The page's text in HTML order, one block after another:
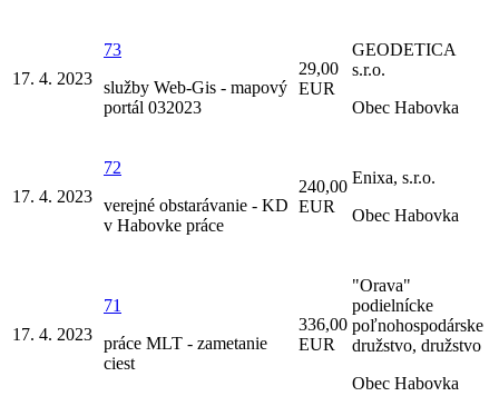
17. 4. 2023
73
služby Web-Gis - mapový
portál 032023
29,00
EUR
GEODETICA
s.r.o.
Obec Habovka
17. 4. 2023
72
verejné obstarávanie - KD
v Habovke práce
240,00
EUR
Enixa, s.r.o.
Obec Habovka
17. 4. 2023
71
práce MLT - zametanie
ciest
336,00
EUR
"Orava"
podielnícke
poľnohospodárske
družstvo, družstvo
Obec Habovka